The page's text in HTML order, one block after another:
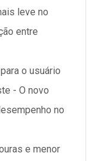
leve no
entre
o usuário
- O novo
no
e menor